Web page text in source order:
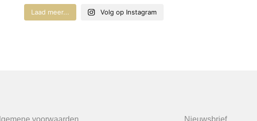
Laad meer... Volg op Instagram